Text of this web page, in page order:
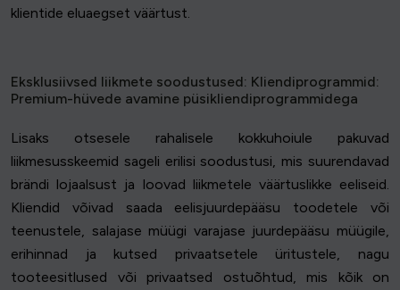
klientide eluaegset väärtust.
Eksklusiivsed liikmete soodustused: Kliendiprogrammid:
Premium-hüvede avamine püsikliendiprogrammidega
Lisaks otsesele rahalisele kokkuhoiule pakuvad
liikmesusskeemid sageli erilisi soodustusi, mis suurendavad
brändi lojaalsust ja loovad liikmetele väärtuslikke eeliseid.
Kliendid võivad saada eelisjuurdepääsu toodetele või
teenustele, salajase müügi varajase juurdepääsu müügile,
erihinnad ja kutsed privaatsetele üritustele, nagu
tooteesitlused või privaatsed ostuõhtud, mis kõik on